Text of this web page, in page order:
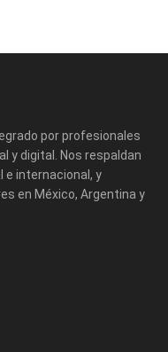
por profesionales
y digital. Nos respaldan
e internacional, y
en México, Argentina y